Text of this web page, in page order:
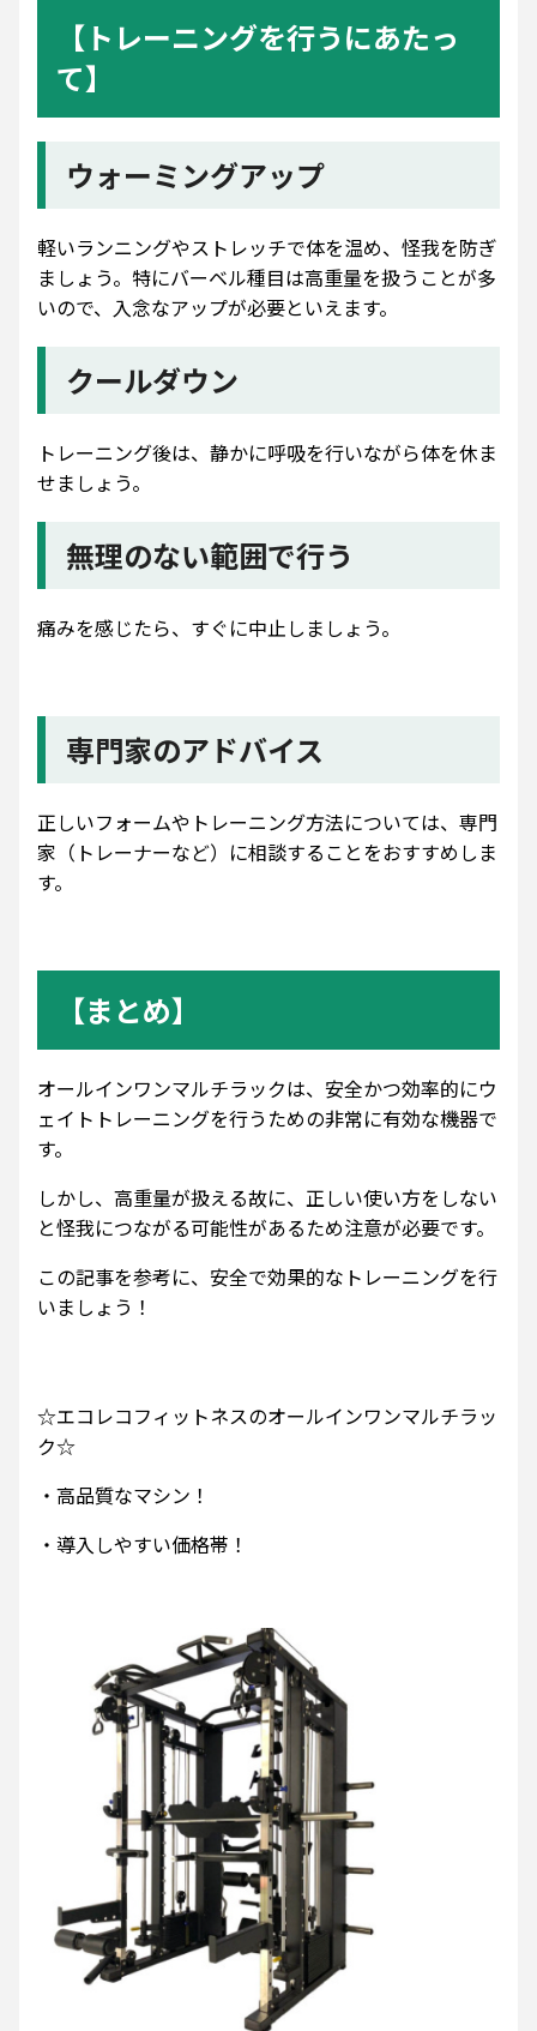
【トレーニングを行うにあたっ
て】
ウォーミングアップ
軽いランニングやストレッチで体を温め、怪我を防ぎ
ましょう。特にバーベル種目は高重量を扱うことが多
いので、入念なアップが必要といえます。
クールダウン
トレーニング後は、静かに呼吸を行いながら体を休ま
せましょう。
無理のない範囲で行う
痛みを感じたら、すぐに中止しましょう。
専門家のアドバイス
正しいフォームやトレーニング方法については、専門
家（トレーナーなど）に相談することをおすすめしま
す。
【まとめ】
オールインワンマルチラックは、安全かつ効率的にウ
ェイトトレーニングを行うための非常に有効な機器で
す。
しかし、高重量が扱える故に、正しい使い方をしない
と怪我につながる可能性があるため注意が必要です。
この記事を参考に、安全で効果的なトレーニングを行
いましょう！
☆エコレコフィットネスのオールインワンマルチラッ
ク☆
・高品質なマシン！
・導入しやすい価格帯！